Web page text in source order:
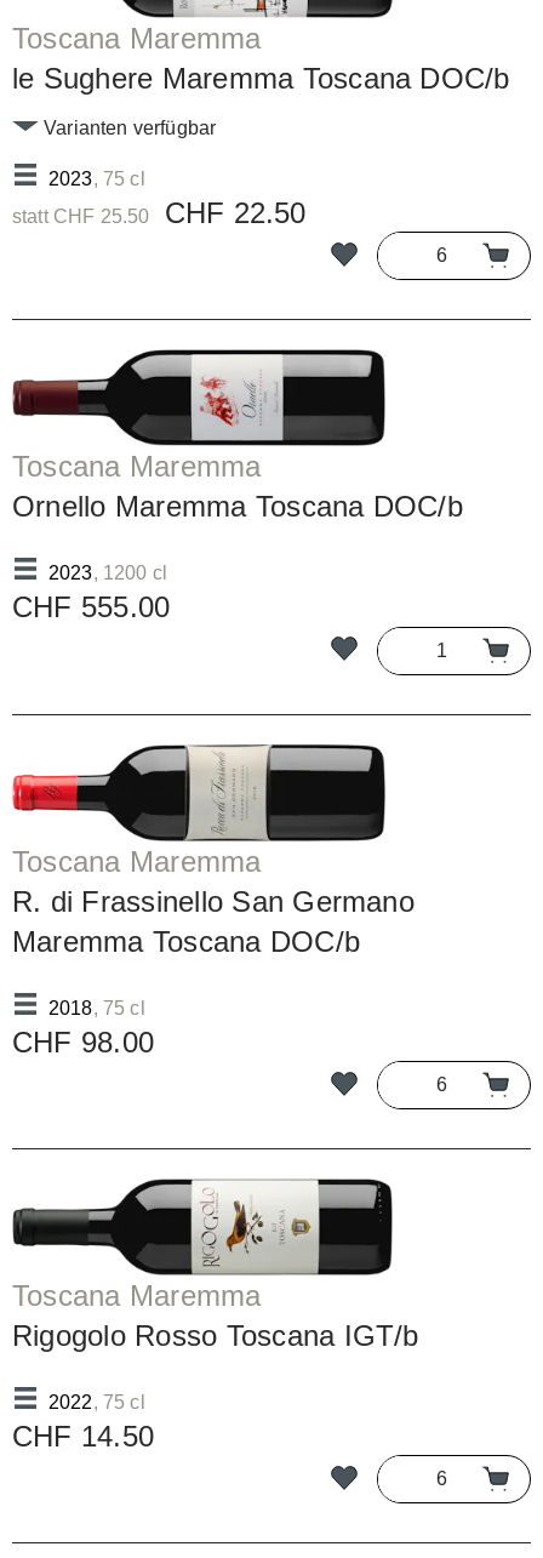
Toscana Maremma
le Sughere Maremma Toscana DOC/b
2023, 75 cl
Varianten verfügbar
statt CHF 25.50 CHF 22.50
Toscana Maremma
Ornello Maremma Toscana DOC/b
2023, 1200 cl
CHF 555.00
Toscana Maremma
R. di Frassinello San Germano
Maremma Toscana DOC/b
2018, 75 cl
CHF 98.00
Toscana Maremma
Rigogolo Rosso Toscana IGT/b
2022, 75 cl
CHF 14.50